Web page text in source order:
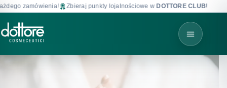
zamówienia! Zbieraj punkty lojalnościowe wDOTTORE CLUB !